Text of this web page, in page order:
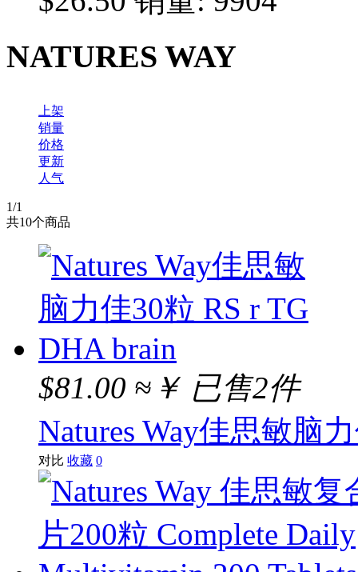
NATURES WAY
上架
销量
价格
更新
人气
1/1
共10个商品
$81.00 ≈￥ 已售2件
Natures Way佳思敏脑
对比 收藏 0